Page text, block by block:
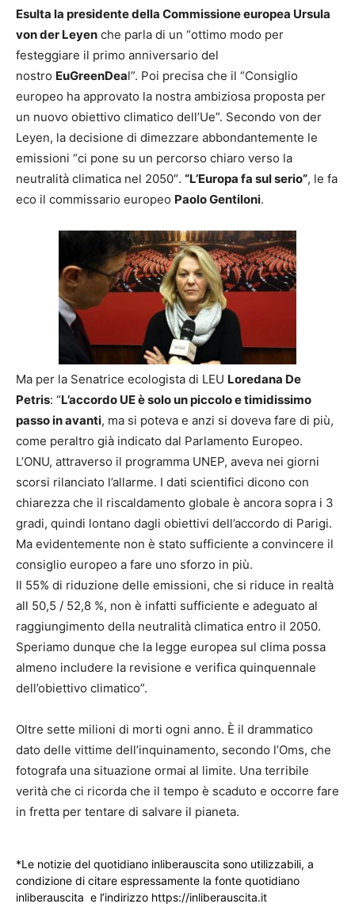
Esulta la presidente della Commissione europea Ursula
von der Leyen che parla di un “ottimo modo per
festeggiare il primo anniversario del
nostro EuGreenDeal”. Poi precisa che il “Consiglio
europeo ha approvato la nostra ambiziosa proposta per
un nuovo obiettivo climatico dell’Ue”. Secondo von der
Leyen, la decisione di dimezzare abbondantemente le
emissioni “ci pone su un percorso chiaro verso la
neutralità climatica nel 2050″. “L’Europa fa sul serio”, le fa
eco il commissario europeo Paolo Gentiloni.
Ma per la Senatrice ecologista di LEU Loredana De
Petris: “L’accordo UE è solo un piccolo e timidissimo
passo in avanti, ma si poteva e anzi si doveva fare di più,
come peraltro già indicato dal Parlamento Europeo.
L’ONU, attraverso il programma UNEP, aveva nei giorni
scorsi rilanciato l’allarme. I dati scientifici dicono con
chiarezza che il riscaldamento globale è ancora sopra i 3
gradi, quindi lontano dagli obiettivi dell’accordo di Parigi.
Ma evidentemente non è stato sufficiente a convincere il
consiglio europeo a fare uno sforzo in più.
Il 55% di riduzione delle emissioni, che si riduce in realtà
all 50,5 / 52,8 %, non è infatti sufficiente e adeguato al
raggiungimento della neutralità climatica entro il 2050.
Speriamo dunque che la legge europea sul clima possa
almeno includere la revisione e verifica quinquennale
dell’obiettivo climatico”.
Oltre sette milioni di morti ogni anno. È il drammatico
dato delle vittime dell’inquinamento, secondo l’Oms, che
fotografa una situazione ormai al limite. Una terribile
verità che ci ricorda che il tempo è scaduto e occorre fare
in fretta per tentare di salvare il pianeta.
*Le notizie del quotidiano inliberauscita sono utilizzabili, a
condizione di citare espressamente la fonte quotidiano
inliberauscita e l’indirizzo https://inliberauscita.it